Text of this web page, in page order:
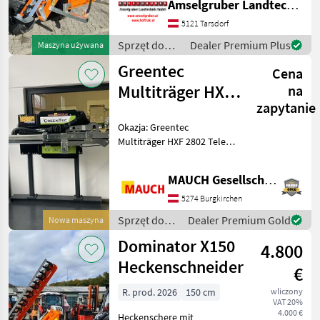
Maszyna używana
Neigungswinkel 270°,
Schneidwerk mit 150 cm
Arbeitsbreite Ölbedarf 15
L/Min. Seitenverschub mec
Amselgruber Landtechnik GmbH
5121 Tarsdorf
Sprzęt do
pielęgnacji
drzew /
Sonstige
Dealer Premium Plus
Nowa maszyna
Greentec
Multiträger HXF
WYPRZEDAŻ
MAGAZYNOWA
Cena
na
zapytanie
Okazja: Greentec
Multiträger HXF 2802 Tele
- Hydrauliczne przełączanie
z pozycji transportowej do
roboczej -
MAUCH Gesellschaft m.b.H. & Co.KG
5274 Burgkirchen
Sprzęt do
pielęgnacji
drzew /
Greentec
Dealer Premium Gold
Dominator X150
Heckenschneider
4.800
€
wliczony
VAT 20%
4.000 €
R. prod. 2026
150 cm
Heckenschere mit